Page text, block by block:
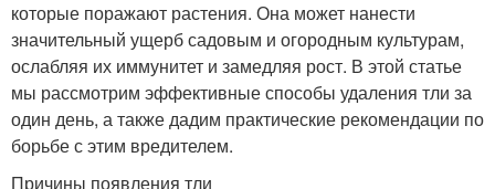
которые поражают растения. Она может нанести
значительный ущерб садовым и огородным культурам,
ослабляя их иммунитет и замедляя рост. В этой статье
мы рассмотрим эффективные способы удаления тли за
один день, а также дадим практические рекомендации по
борьбе с этим вредителем.
Причины появления тли